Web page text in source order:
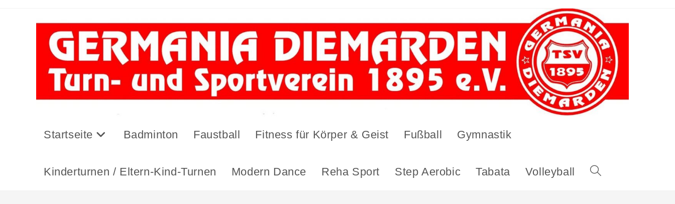
Startseite Badminton Faustball Fitness für Körper & Geist Fußball Gymnastik
Kinderturnen / Eltern-Kind-Turnen Modern Dance Reha Sport Step Aerobic Tabata Volleyball Website-